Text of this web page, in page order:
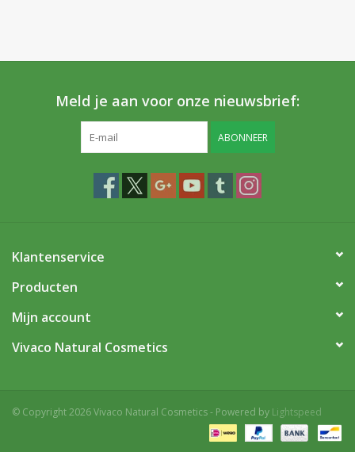
Meld je aan voor onze nieuwsbrief:
ABONNEER
Klantenservice
Producten
Mijn account
Vivaco Natural Cosmetics
© Copyright 2026 Vivaco Natural Cosmetics - Powered by Lightspeed